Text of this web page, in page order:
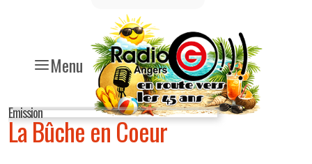
Menu
Emission
La Bûche en Coeur